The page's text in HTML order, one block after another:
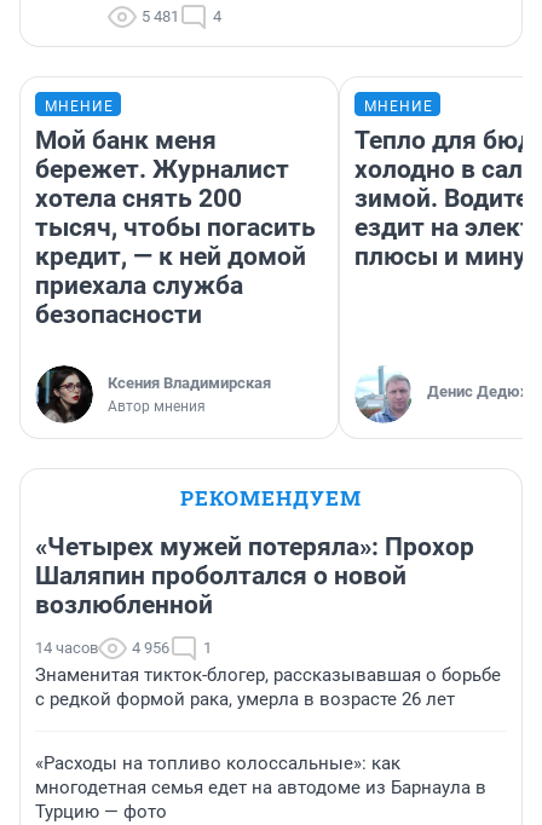
5 481 4
МНЕНИЕ
Мой банк меня
бережет. Журналист
хотела снять 200
тысяч, чтобы погасить
кредит, — к ней домой
приехала служба
безопасности
Ксения Владимирская
Автор мнения
МНЕНИЕ
Тепло для
холодно в
зимой.
ездит на
плюсы и
Денис
РЕКОМЕНДУЕМ
«Четырех мужей потеряла»: Прохор
Шаляпин проболтался о новой
возлюбленной
14 часов 4 956 1
Знаменитая тикток-блогер, рассказывавшая о борьбе
с редкой формой рака, умерла в возрасте 26 лет
«Расходы на топливо колоссальные»: как
многодетная семья едет на автодоме из Барнаула в
Турцию — фото